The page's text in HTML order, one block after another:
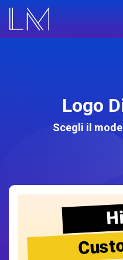
Logo
Scegli il